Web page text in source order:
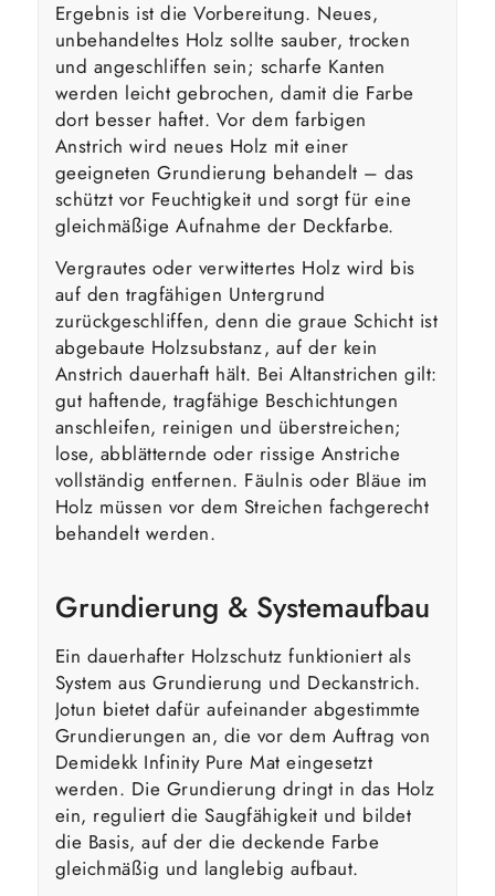
Ergebnis ist die Vorbereitung. Neues,
unbehandeltes Holz sollte sauber, trocken
und angeschliffen sein; scharfe Kanten
werden leicht gebrochen, damit die Farbe
dort besser haftet. Vor dem farbigen
Anstrich wird neues Holz mit einer
geeigneten Grundierung behandelt – das
schützt vor Feuchtigkeit und sorgt für eine
gleichmäßige Aufnahme der Deckfarbe.
Vergrautes oder verwittertes Holz wird bis
auf den tragfähigen Untergrund
zurückgeschliffen, denn die graue Schicht ist
abgebaute Holzsubstanz, auf der kein
Anstrich dauerhaft hält. Bei Altanstrichen gilt:
gut haftende, tragfähige Beschichtungen
anschleifen, reinigen und überstreichen;
lose, abblätternde oder rissige Anstriche
vollständig entfernen. Fäulnis oder Bläue im
Holz müssen vor dem Streichen fachgerecht
behandelt werden.
Grundierung & Systemaufbau
Ein dauerhafter Holzschutz funktioniert als
System aus Grundierung und Deckanstrich.
Jotun bietet dafür aufeinander abgestimmte
Grundierungen an, die vor dem Auftrag von
Demidekk Infinity Pure Mat eingesetzt
werden. Die Grundierung dringt in das Holz
ein, reguliert die Saugfähigkeit und bildet
die Basis, auf der die deckende Farbe
gleichmäßig und langlebig aufbaut.